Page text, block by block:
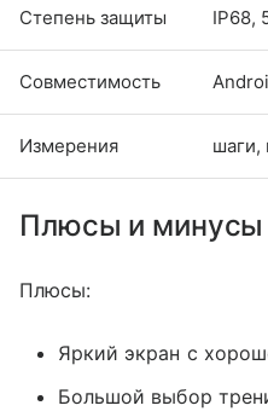
Степень защиты IP68,
Совместимость
Измерения шаги,
Плюсы и минусы
Плюсы:
Яркий экран с
Большой выбор